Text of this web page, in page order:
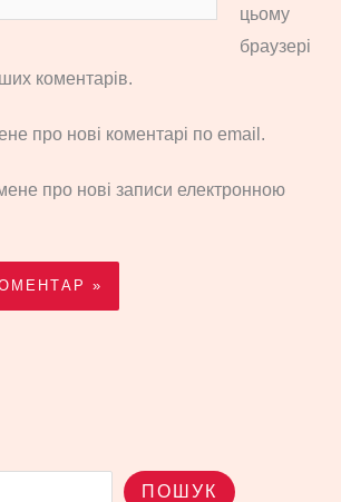
цьому
браузері
коментарів.
про нові коментарі по email.
про нові записи електронною
ПОШУК